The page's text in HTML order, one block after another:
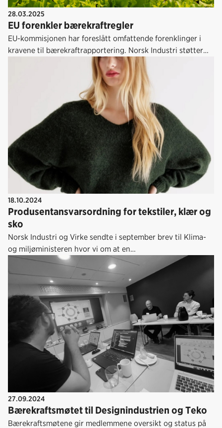
28.03.2025
EU forenkler bærekraftregler
EU-kommisjonen har foreslått omfattende forenklinger i
kravene til bærekraftrapportering. Norsk Industri støtter
forslagene og er opptatt av at endringene trer i kraft på likt
18.10.2024
Produsentansvarsordning for tekstiler, klær og
sko
Norsk Industri og Virke sendte i september brev til Klima-
og miljøministeren hvor vi om at en
produsentansvarsordning for tekstiler, klær og sko ikke
innføres i Norge før det kan skje i parallell med våre
naboland, og EUs krav til innhold er fastsatt.
27.09.2024
Bærekraftsmøtet til Designindustrien og Teko
Bærekraftsmøtene gir medlemmene oversikt og status på